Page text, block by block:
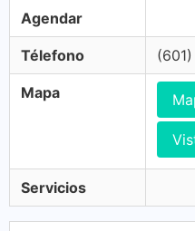
Agendar
Télefono
Mapa
Servicios